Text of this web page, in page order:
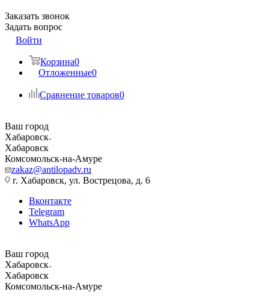
Заказать звонок
Задать вопрос
Войти
Корзина0
Отложенные0
Сравнение товаров0
Ваш город
Хабаровск
Хабаровск
Комсомольск-на-Амуре
zakaz@antilopadv.ru
г. Хабаровск, ул. Вострецова, д. 6
Вконтакте
Telegram
WhatsApp
Ваш город
Хабаровск
Хабаровск
Комсомольск-на-Амуре